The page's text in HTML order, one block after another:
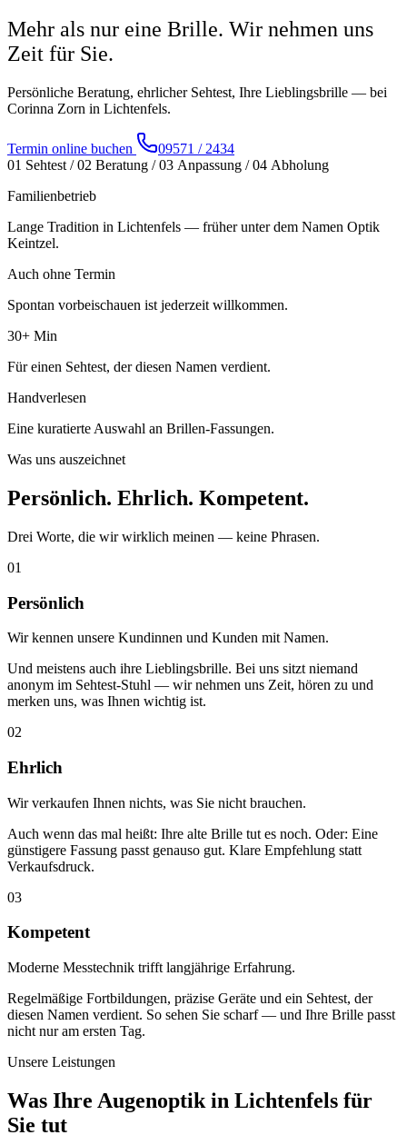
Mehr als nur eine Brille. Wir nehmen uns
Zeit für Sie.
Persönliche Beratung, ehrlicher Sehtest, Ihre Lieblingsbrille — bei
Corinna Zorn in Lichtenfels.
Termin online buchen
09571 / 2434
01 Sehtest / 02 Beratung / 03 Anpassung / 04 Abholung
Familienbetrieb
Lange Tradition in Lichtenfels — früher unter dem Namen Optik
Keintzel.
Auch ohne Termin
Spontan vorbeischauen ist jederzeit willkommen.
30+ Min
Für einen Sehtest, der diesen Namen verdient.
Handverlesen
Eine kuratierte Auswahl an Brillen-Fassungen.
Was uns auszeichnet
Persönlich. Ehrlich. Kompetent.
Drei Worte, die wir wirklich meinen — keine Phrasen.
01
Persönlich
Wir kennen unsere Kundinnen und Kunden mit Namen.
Und meistens auch ihre Lieblingsbrille. Bei uns sitzt niemand
anonym im Sehtest-Stuhl — wir nehmen uns Zeit, hören zu und
merken uns, was Ihnen wichtig ist.
02
Ehrlich
Wir verkaufen Ihnen nichts, was Sie nicht brauchen.
Auch wenn das mal heißt: Ihre alte Brille tut es noch. Oder: Eine
günstigere Fassung passt genauso gut. Klare Empfehlung statt
Verkaufsdruck.
03
Kompetent
Moderne Messtechnik trifft langjährige Erfahrung.
Regelmäßige Fortbildungen, präzise Geräte und ein Sehtest, der
diesen Namen verdient. So sehen Sie scharf — und Ihre Brille passt
nicht nur am ersten Tag.
Unsere Leistungen
Was Ihre Augenoptik in Lichtenfels für
Sie tut